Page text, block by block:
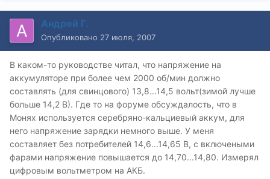
Андрей Г.
Опубликовано 27 июля, 2007
В каком-то руководстве читал, что напряжение на
аккумуляторе при более чем 2000 об/мин должно
составлять (для свинцового) 13,8...14,5 вольт(зимой лучше
больше 14,2 В). Где то на форуме обсуждалость, что в
Монях используется серебряно-кальциевый аккум, для
него напряжение зарядки немного выше. У меня
составляет без потребителей 14,6...14,65 В, с включеными
фарами напряжение повышается до 14,70...14,80. Измерял
цифровым вольтметром на АКБ.